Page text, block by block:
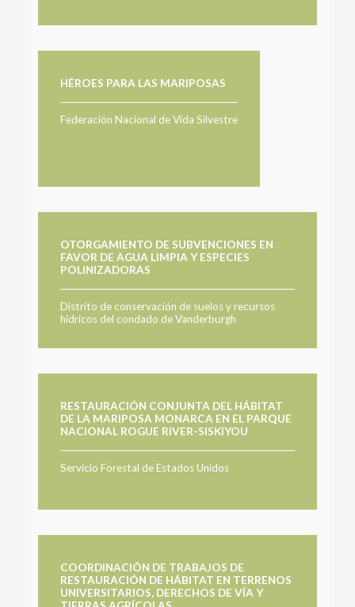
HÉROES PARA LAS MARIPOSAS
Federación Nacional de Vida Silvestre
OTORGAMIENTO DE SUBVENCIONES EN
FAVOR DE AGUA LIMPIA Y ESPECIES
POLINIZADORAS
Distrito de conservación de suelos y recursos
hídricos del condado de Vanderburgh
RESTAURACIÓN CONJUNTA DEL HÁBITAT
DE LA MARIPOSA MONARCA EN EL PARQUE
NACIONAL ROGUE RIVER-SISKIYOU
Servicio Forestal de Estados Unidos
COORDINACIÓN DE TRABAJOS DE
RESTAURACIÓN DE HÁBITAT EN TERRENOS
UNIVERSITARIOS, DERECHOS DE VÍA Y